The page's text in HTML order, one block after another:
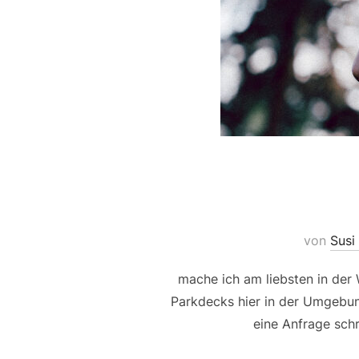
von
mache ich am liebsten in der
Parkdecks hier in der
eine Anfrage